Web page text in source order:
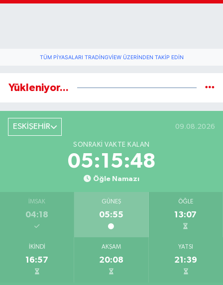
TÜM PIYASALARI TRADINGVIEW ÜZERINDEN TAKIP EDIN
Yükleniyor...
ESKİŞEHİR 09.08.2026
SONRAKI VAKTE KALAN
05:15:47
Öğle Namazı
İMSAK
04:18
GÜNEŞ
05:55
ÖĞLE
13:07
İKINDI
16:57
AKŞAM
20:08
YATSI
21:39